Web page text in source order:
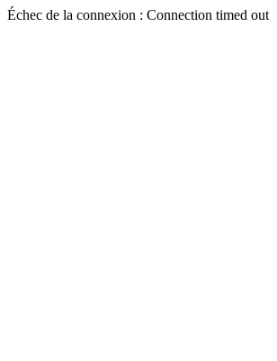
Échec de la connexion : Connection timed out